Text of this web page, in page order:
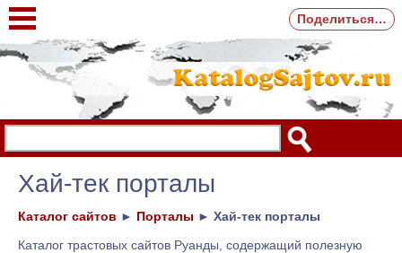
Хай-тек порталы
Каталог сайтов ► Порталы ► Хай-тек порталы
Каталог трастовых сайтов Руанды, содержащий полезную
Поделиться…